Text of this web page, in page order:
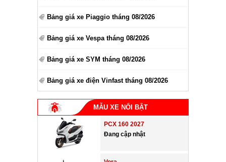
Bảng giá xe Piaggio tháng 08/2026
Bảng giá xe Vespa tháng 08/2026
Bảng giá xe SYM tháng 08/2026
Bảng giá xe điện Vinfast tháng 08/2026
MẪU XE NỔI BẬT
PCX 160 2027
Đang cập nhật